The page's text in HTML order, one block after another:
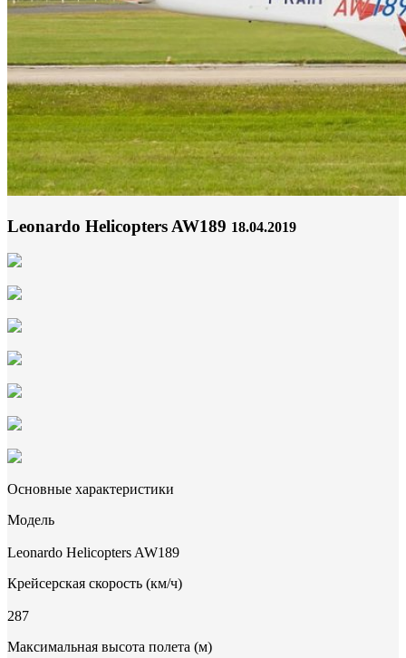
Leonardo Helicopters AW189 18.04.2019
Основные характеристики
Модель
Leonardo Helicopters AW189
Крейсерская скорость (км/ч)
287
Максимальная высота полета (м)